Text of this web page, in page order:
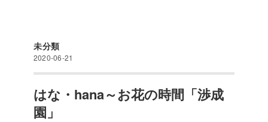
未分類
2020-06-21
はな・hana～お花の時間「渉成
園」